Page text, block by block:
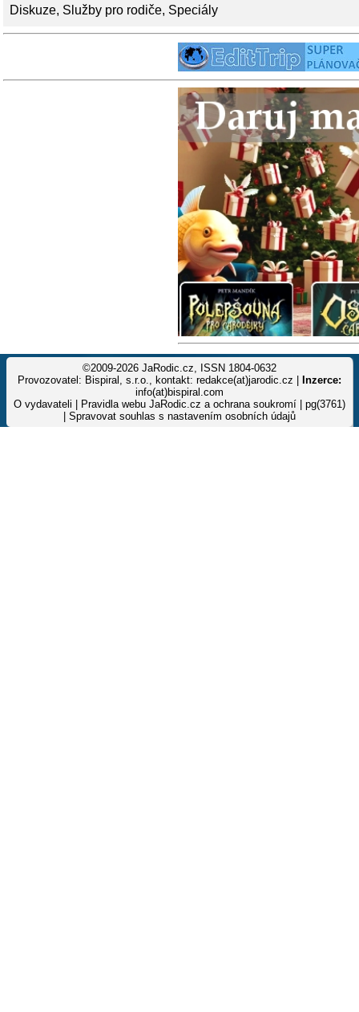
Diskuze, Služby pro rodiče, Speciály
©2009-2026 JaRodic.cz, ISSN 1804-0632
Provozovatel: Bispiral, s.r.o., kontakt: redakce(at)jarodic.cz |
Inzerce:
info(at)bispiral.com
O vydavateli
Pravidla webu JaRodic.cz a ochrana soukromí | pg(3761)
Spravovat souhlas s nastavením osobních údajů